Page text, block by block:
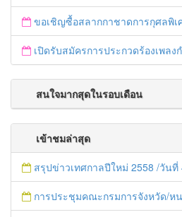
ขอเชิญซื้อสลากกาชาดการกุศลพิเศษจังหวัดพระน
เปิดรับสมัครการประกวดร้องเพลงกำนัน
สนใจมากสุดในรอบเดือน
เข้าชมล่าสุด
สรุปข่าวเทศกาลปีใหม่ 2558 /วันที่
การประชุมคณะกรมการจังหวัด/หน.ส่วนราชการประจำเดือน มิ